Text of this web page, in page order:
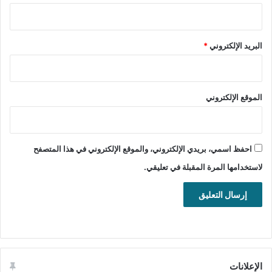
أندرويد
البريد الإلكتروني*
الموقع الإلكتروني
احفظ اسمي، بريدي الإلكتروني، والموقع الإلكتروني في هذا المتصفح
لاستخدامها المرة المقبلة في تعليقي.
الإعلانات